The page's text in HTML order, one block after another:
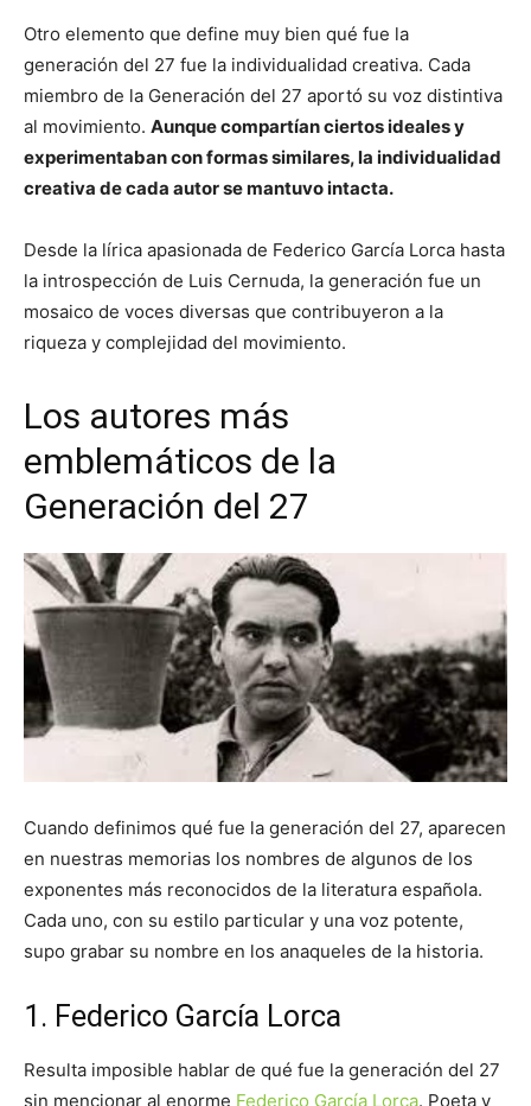
Otro elemento que define muy bien qué fue la
generación del 27 fue la individualidad creativa. Cada
miembro de la Generación del 27 aportó su voz distintiva
al movimiento. Aunque compartían ciertos ideales y
experimentaban con formas similares, la individualidad
creativa de cada autor se mantuvo intacta.
Desde la lírica apasionada de Federico García Lorca hasta
la introspección de Luis Cernuda, la generación fue un
mosaico de voces diversas que contribuyeron a la
riqueza y complejidad del movimiento.
Los autores más
emblemáticos de la
Generación del 27
Cuando definimos qué fue la generación del 27, aparecen
en nuestras memorias los nombres de algunos de los
exponentes más reconocidos de la literatura española.
Cada uno, con su estilo particular y una voz potente,
supo grabar su nombre en los anaqueles de la historia.
1. Federico García Lorca
Resulta imposible hablar de qué fue la generación del 27
sin mencionar al enorme Federico García Lorca. Poeta y